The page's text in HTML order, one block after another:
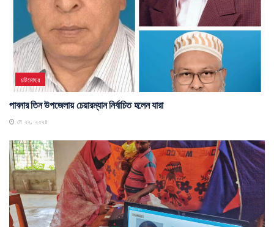
চাটমোহর
পাবনার তিন উপজেলায় চেয়ারম্যান নির্বাচিত হলেন যারা
মে ২২, ২০২৪